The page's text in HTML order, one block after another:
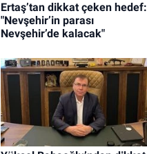
Ertaş’tan dikkat çeken hedef:
"Nevşehir’in parası
Nevşehir’de kalacak"